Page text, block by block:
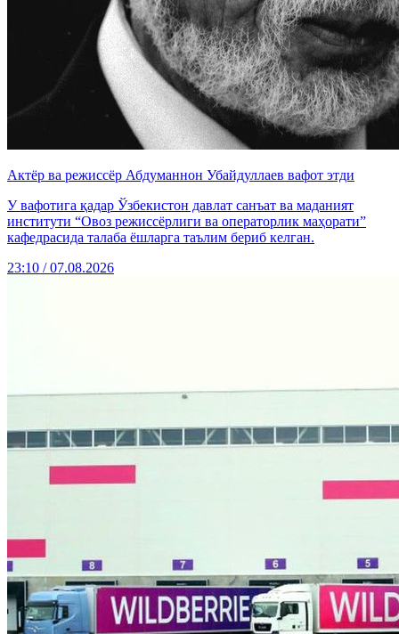
Актёр ва режиссёр Абдуманнон Убайдуллаев вафот этди
У вафотига қадар Ўзбекистон давлат санъат ва маданият
институти “Овоз режиссёрлиги ва операторлик маҳорати”
кафедрасида талаба ёшларга таълим бериб келган.
23:10 / 07.08.2026